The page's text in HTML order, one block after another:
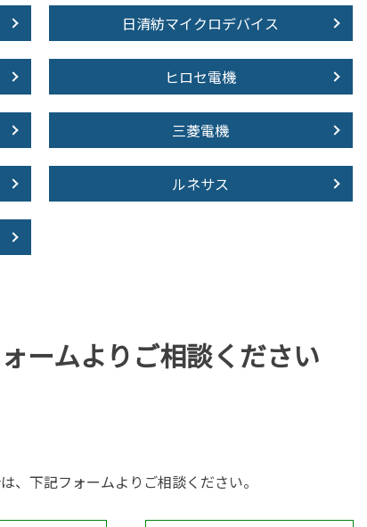
日清紡マイクロデバイス
ヒロセ電機
三菱電機
ルネサス
ームよりご相談ください
、下記フォームよりご相談ください。